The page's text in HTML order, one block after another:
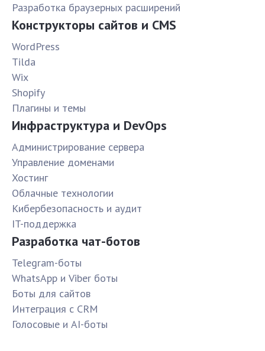
Разработка браузерных расширений
Конструкторы сайтов и CMS
WordPress
Tilda
Wix
Shopify
Плагины и темы
Инфраструктура и DevOps
Администрирование сервера
Управление доменами
Хостинг
Облачные технологии
Кибербезопасность и аудит
IT-поддержка
Разработка чат-ботов
Telegram-боты
WhatsApp и Viber боты
Боты для сайтов
Интеграция с CRM
Голосовые и AI-боты